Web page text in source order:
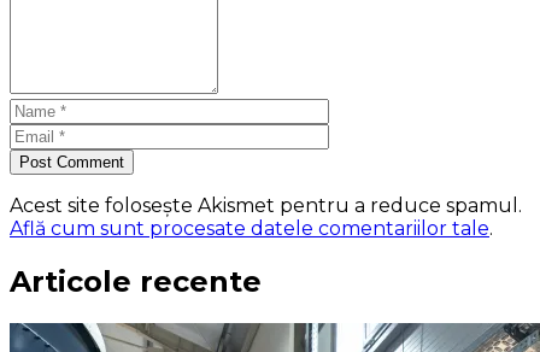
Post Comment
Acest site folosește Akismet pentru a reduce spamul.
Află cum sunt procesate datele comentariilor tale.
Articole recente